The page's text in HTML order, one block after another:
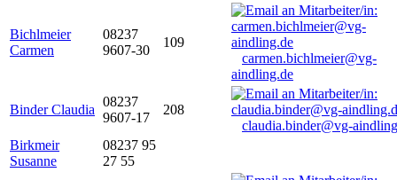
Bichlmeier
Carmen
08237
9607-30
109
carmen.bichlmeier@vg-
aindling.de
Binder Claudia
08237
9607-17
208
claudia.binder@vg-
Birkmeir
Susanne
08237 95
27 55